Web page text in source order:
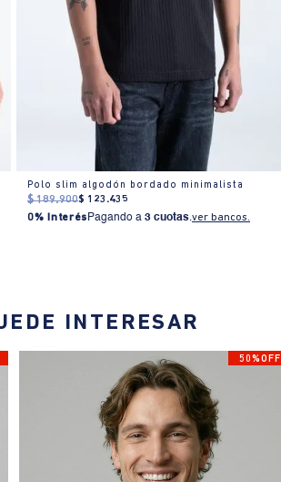
Polo slim algodón bordado minimalista
$ 189.900$ 123 .435
0% Interés Pagando a3 cuotas.ver bancos.
INTERESAR
50%OFF